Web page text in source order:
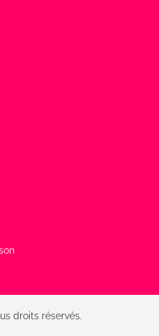
droits réservés.